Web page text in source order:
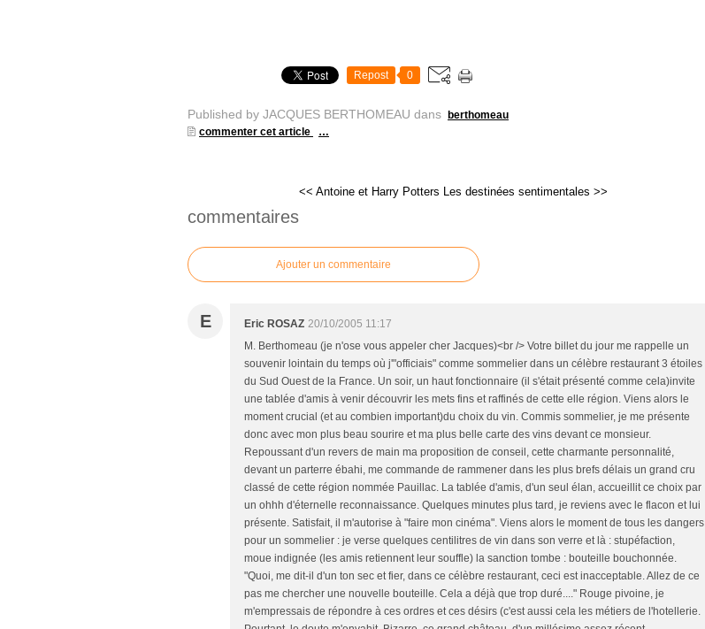
Repost 0
Published by JACQUES BERTHOMEAU dans
berthomeau
commenter cet article
…
<< Antoine et Harry Potters Les destinées sentimentales >>
commentaires
Ajouter un commentaire
E Eric ROSAZ 20/10/2005 11:17
M. Berthomeau (je n'ose vous appeler cher Jacques)<br /> Votre billet du jour me rappelle un
souvenir lointain du temps où j'"officiais" comme sommelier dans un célèbre restaurant 3 étoiles
du Sud Ouest de la France. Un soir, un haut fonctionnaire (il s'était présenté comme cela)invite
une tablée d'amis à venir découvrir les mets fins et raffinés de cette elle région. Viens alors le
moment crucial (et au combien important)du choix du vin. Commis sommelier, je me présente
donc avec mon plus beau sourire et ma plus belle carte des vins devant ce monsieur.
Repoussant d'un revers de main ma proposition de conseil, cette charmante personnalité,
devant un parterre ébahi, me commande de rammener dans les plus brefs délais un grand cru
classé de cette région nommée Pauillac. La tablée d'amis, d'un seul élan, accueillit ce choix par
un ohhh d'éternelle reconnaissance. Quelques minutes plus tard, je reviens avec le flacon et lui
présente. Satisfait, il m'autorise à "faire mon cinéma". Viens alors le moment de tous les dangers
pour un sommelier : je verse quelques centilitres de vin dans son verre et là : stupéfaction,
moue indignée (les amis retiennent leur souffle) la sanction tombe : bouteille bouchonnée.
"Quoi, me dit-il d'un ton sec et fier, dans ce célèbre restaurant, ceci est inacceptable. Allez de ce
pas me chercher une nouvelle bouteille. Cela a déjà que trop duré...." Rouge pivoine, je
m'empressais de répondre à ces ordres et ces désirs (c'est aussi cela les métiers de l'hotellerie.